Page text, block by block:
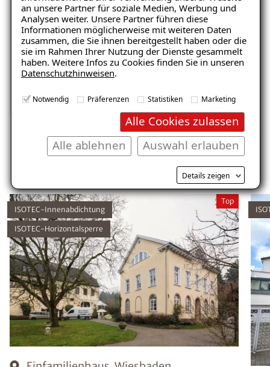
an unsere Partner für soziale Medien, Werbung und
Analysen weiter. Unsere Partner führen diese
Informationen möglicherweise mit weiteren Daten
zusammen, die Sie ihnen bereitgestellt haben oder die
sie im Rahmen Ihrer Nutzung der Dienste gesammelt
haben. Weitere Infos zu Cookies finden Sie in unseren
Datenschutzhinweisen.
Notwendig Präferenzen Statistiken Marketing
Alle Cookies zulassen
Auswahl erlauben
Alle ablehnen
Details zeigen
bestätigt. In Zusammenarbeit mit
Fachinstitutionen wurden
Qualitätsstandards für die Durchführung der
Maßnahmen Schritt für Schritt genau
definiert. Damit stellen wir sicher, dass jede
ISOTEC-Innenabdichtung
ISOTEC-Horizontalsperre
Top